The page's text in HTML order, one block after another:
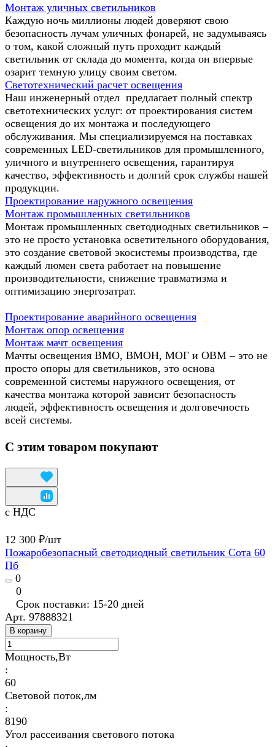
Монтаж уличных светильников
Каждую ночь миллионы людей доверяют свою
безопасность лучам уличных фонарей, не задумываясь
о том, какой сложный путь проходит каждый
светильник от склада до момента, когда он впервые
озарит темную улицу своим светом.
Светотехнический расчет освещения
Наш инженерный отдел предлагает полный спектр
светотехнических услуг: от проектирования систем
освещения до их монтажа и последующего
обслуживания. Мы специализируемся на поставках
современных LED-светильников для промышленного,
уличного и внутреннего освещения, гарантируя
качество, эффективность и долгий срок службы нашей
продукции.
Проектирование наружного освещения
Монтаж промышленных светильников
Монтаж промышленных светодиодных светильников –
это не просто установка осветительного оборудования,
это создание световой экосистемы производства, где
каждый люмен света работает на повышение
производительности, снижение травматизма и
оптимизацию энергозатрат.
Проектирование аварийного освещения
Монтаж опор освещения
Монтаж мачт освещения
Мачты освещения ВМО, ВМОН, МОГ и ОВМ – это не
просто опоры для светильников, это основа
современной системы наружного освещения, от
качества монтажа которой зависит безопасность
людей, эффективность освещения и долговечность
всей системы.
С этим товаром покупают
с НДС
12 300 ₽/шт
Пожаробезопасный светодиодный светильник Сота 60
Пб
0
0
Срок поставки: 15-20 дней
Арт. 97888321
В корзину
Мощность,Вт
:
60
Световой поток,лм
:
8190
Угол рассеивания светового потока